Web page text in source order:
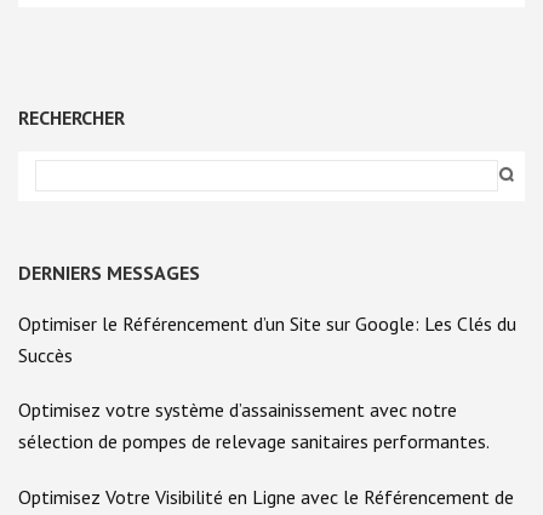
RECHERCHER
DERNIERS MESSAGES
Optimiser le Référencement d’un Site sur Google: Les Clés du
Succès
Optimisez votre système d’assainissement avec notre
sélection de pompes de relevage sanitaires performantes.
Optimisez Votre Visibilité en Ligne avec le Référencement de